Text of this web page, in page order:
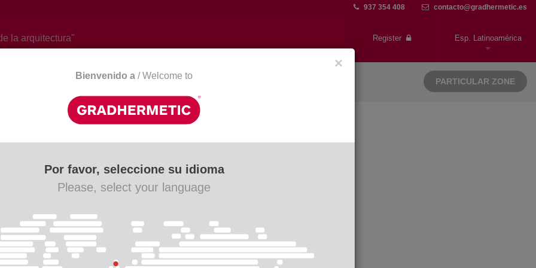
937 354 408 contacto@gradhermetic.es
Esp. Latinoamérica
la arquitectura" Register
PARTICULAR ZONE
Descargas Contacto
Persianas, Celosías y Cielos Metálicos. Use el
aquellos productos que le interesen de una forma más
×
Bienvenido a / Welcome to
Por favor, seleccione su idioma
Please, select your language